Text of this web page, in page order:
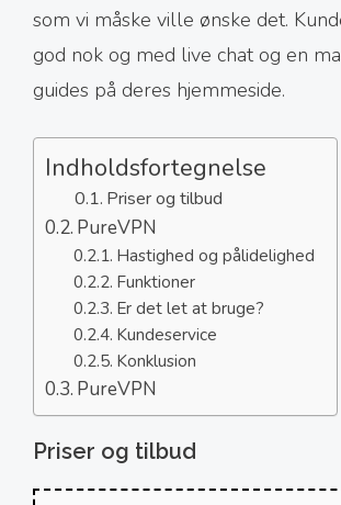
som vi måske ville ønske det.
god nok og med live chat og en
guides på deres hjemmeside.
Indholdsfortegnelse
Priser og tilbud
PureVPN
Hastighed og pålidelighed
Funktioner
Er det let at bruge?
Kundeservice
Konklusion
PureVPN
Priser og tilbud